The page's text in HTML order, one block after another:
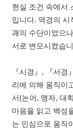
현실 조건 속에서
입니다. 역경의 시
괘의 수단이었으
서로 변모시켰습
『시경』, 『서
리에 의해 움직이
서(논어, 맹자, 대
마음을 읽고 백성
는 민심으로 움직